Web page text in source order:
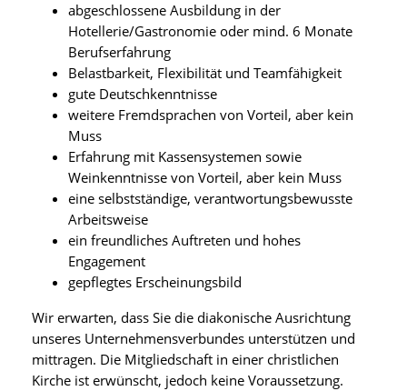
abgeschlossene Ausbildung in der
Hotellerie/Gastronomie oder mind. 6 Monate
Berufserfahrung
Belastbarkeit, Flexibilität und Teamfähigkeit
gute Deutschkenntnisse
weitere Fremdsprachen von Vorteil, aber kein
Muss
Erfahrung mit Kassensystemen sowie
Weinkenntnisse von Vorteil, aber kein Muss
eine selbstständige, verantwortungsbewusste
Arbeitsweise
ein freundliches Auftreten und hohes
Engagement
gepflegtes Erscheinungsbild
Wir erwarten, dass Sie die diakonische Ausrichtung
unseres Unternehmensverbundes unterstützen und
mittragen. Die Mitgliedschaft in einer christlichen
Kirche ist erwünscht, jedoch keine Voraussetzung.